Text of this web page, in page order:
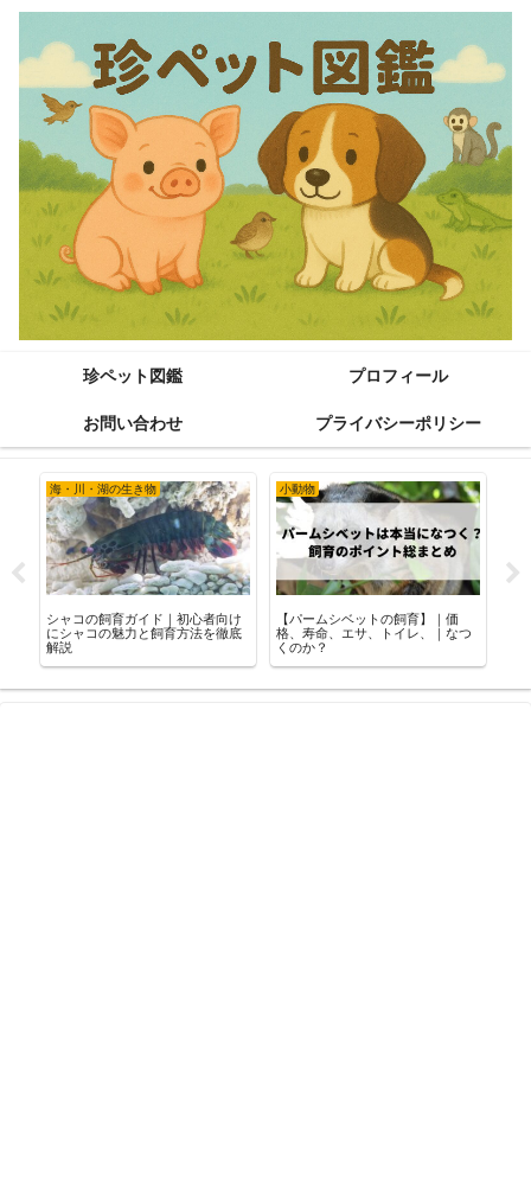
珍ペット図鑑 プロフィール
お問い合わせ プライバシーポリシー
海・川・湖の生き物
シャコの飼育ガイド｜初心者向け
にシャコの魅力と飼育方法を徹底
解説
小動物
【パームシベットの飼育】｜価
格、寿命、エサ、トイレ、｜なつ
くのか？